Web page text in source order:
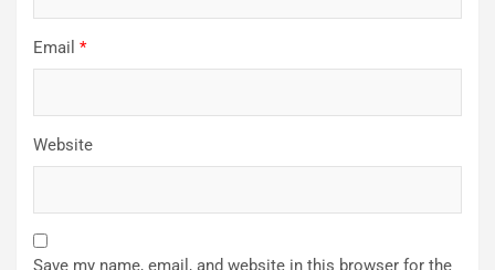
Email *
Website
Save my name, email, and website in this browser for the